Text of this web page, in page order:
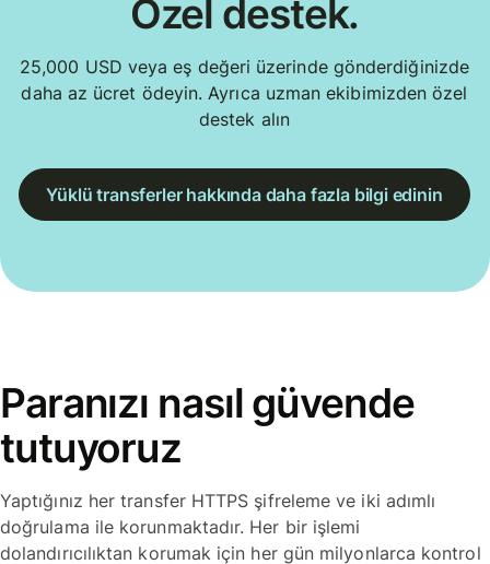
Özel destek.
25,000 USD veya eş değeri üzerinde gönderdiğinizde
daha az ücret ödeyin. Ayrıca uzman ekibimizden özel
destek alın
Yüklü transferler hakkında daha fazla bilgi edinin
Paranızı nasıl güvende
tutuyoruz
Yaptığınız her transfer HTTPS şifreleme ve iki adımlı
doğrulama ile korunmaktadır. Her bir işlemi
dolandırıcılıktan korumak için her gün milyonlarca kontrol